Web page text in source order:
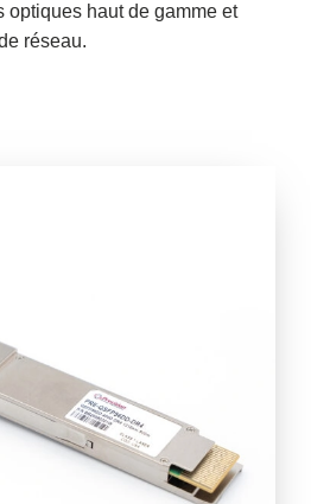
optiques haut de gamme et
réseau.